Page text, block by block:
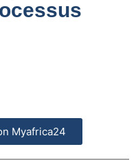
Myafrica24